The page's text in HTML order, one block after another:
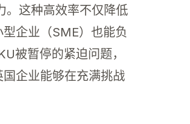
。这种高效率不仅降低
企业（SME）也能负
被暂停的紧迫问题，
企业能够在充满挑战